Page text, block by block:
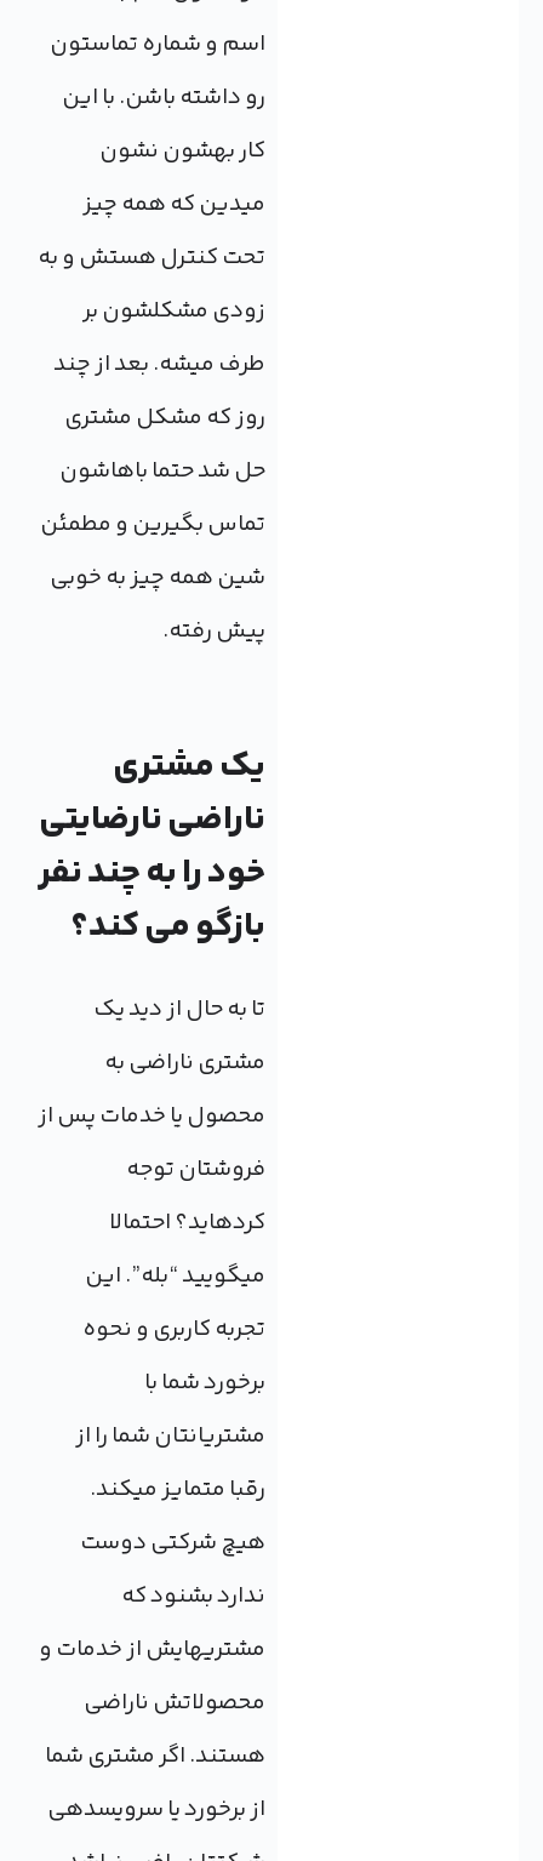
اسم و شماره تماستون
رو داشته باشن. با این
کار بهشون نشون
میدین که همه چیز
تحت کنترل هستش و به
زودی مشکلشون بر
طرف میشه. بعد از چند
روز که مشکل مشتری
حل شد حتما باهاشون
تماس بگیرین و مطمئن
شین همه چیز به خوبی
پیش رفته.
یک مشتری
ناراضی نارضایتی
خود را به چند نفر
بازگو می کند؟
تا به حال از دید یک
مشتری ناراضی به
محصول یا خدمات پس از
فروشتان توجه
کرده‎اید؟ احتمالا
می‎گویید “بله”. این
تجربه کاربری و نحوه
برخورد شما با
مشتریانتان شما را از
رقبا متمایز می‎کند.
هیچ شرکتی دوست
ندارد بشنود که
مشتری‎هایش از خدمات و
محصولاتش ناراضی
هستند. اگر مشتری شما
از برخورد یا سرویس‎دهی